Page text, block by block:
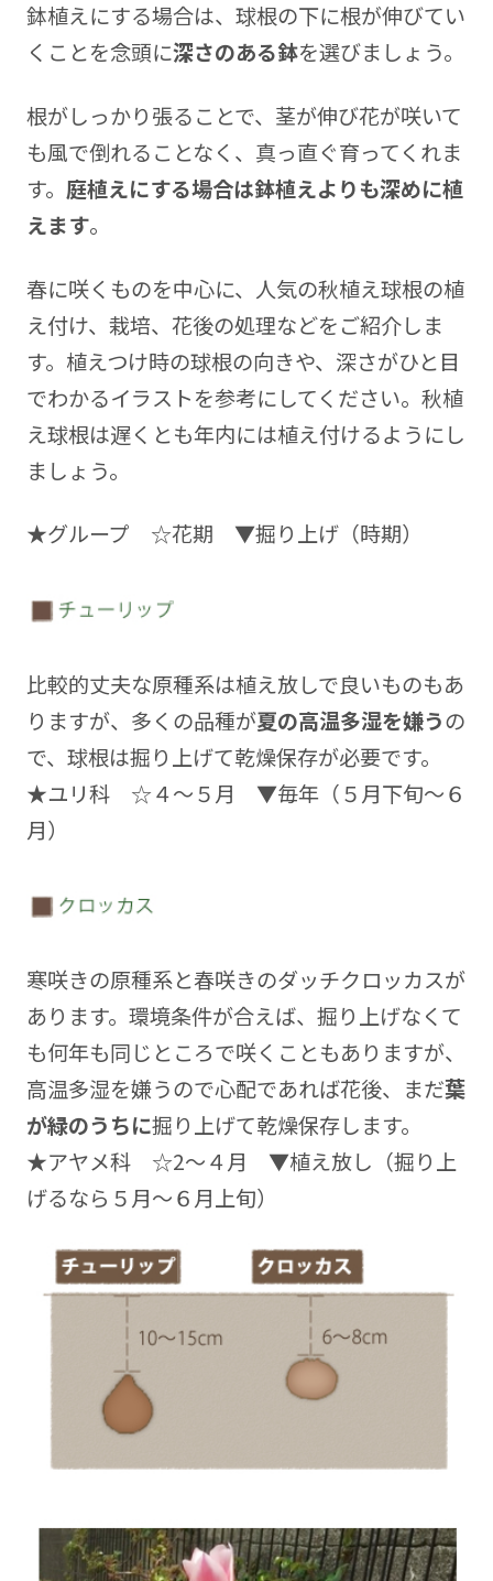
鉢植えにする場合は、球根の下に根が伸びてい
くことを念頭に深さのある鉢を選びましょう。
根がしっかり張ることで、茎が伸び花が咲いて
も風で倒れることなく、真っ直ぐ育ってくれま
す。 庭植えにする場合は鉢植えよりも深めに植
えます。
春に咲くものを中心に、人気の秋植え球根の植
え付け、栽培、花後の処理などをご紹介しま
す。植えつけ時の球根の向きや、深さがひと目
でわかるイラストを参考にしてください。秋植
え球根は遅くとも年内には植え付けるようにし
ましょう。
★グループ ☆花期 ▼掘り上げ（時期）
比較的丈夫な原種系は植え放しで良いものもあ
りますが、多くの品種が夏の高温多湿を嫌うの
で、球根は掘り上げて乾燥保存が必要です。
★ユリ科 ☆４～５月 ▼毎年（５月下旬～６
月）
寒咲きの原種系と春咲きのダッチクロッカスが
あります。環境条件が合えば、掘り上げなくて
も何年も同じところで咲くこともありますが、
高温多湿を嫌うので心配であれば花後、まだ葉
が緑のうちに掘り上げて乾燥保存します。
★アヤメ科 ☆2～４月 ▼植え放し（掘り上
げるなら５月～６月上旬）